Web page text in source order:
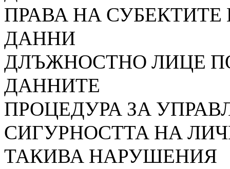
ПРАВА НА СУБЕКТИТЕ
ДЛЪЖНОСТНО ЛИЦЕ
ПРОЦЕДУРА ЗА
СИГУРНОСТТА НА
ТАКИВА НАРУШЕНИЯ